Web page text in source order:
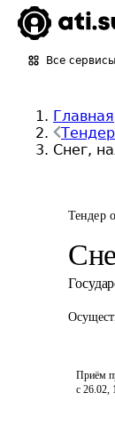
Все сервисы
Главная
Снег,
Тендер
Приём
с 26.02,